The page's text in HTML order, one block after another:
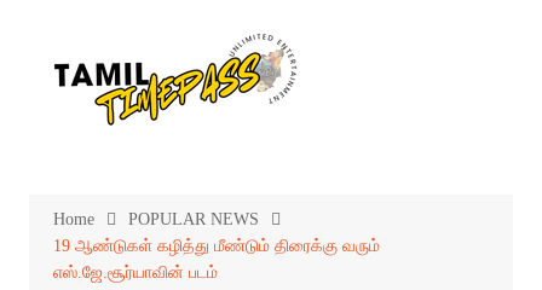
Home
POPULAR NEWS
19 ஆண்டுகள் கழித்து மீண்டும் திரைக்கு வரும்
எஸ்.ஜே.சூர்யாவின் படம்